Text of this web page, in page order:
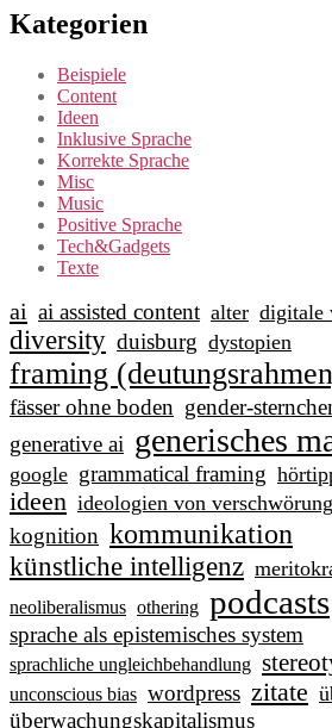
Gast“
Kategorien
Beispiele
Content
Ideen
Inklusive Sprache
Korrekte Sprache
Misc
Music
Positive Sprache
Tech&Gadgets
Texte
ai ai assisted content alter digitale
diversity duisburg dystopien
framing
fässer ohne boden gender-
generative ai generisches
google grammatical framing
ideen ideologien von
kognition kommunikation
künstliche intelligenz
neoliberalismus othering podcasts
sprache als epistemisches system
sprachliche ungleichbehandlung
unconscious bias wordpress zitate
überwachungskapitalismus